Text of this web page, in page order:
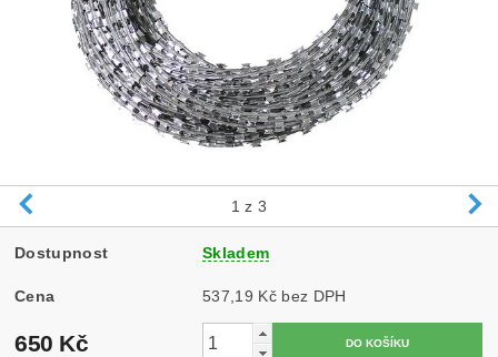
1 z 3
Dostupnost Skladem
Cena 537,19 Kč bez DPH
650 Kč